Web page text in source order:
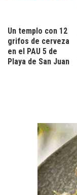
Un templo con 12
grifos de cerveza
en el PAU 5 de
Playa de San Juan